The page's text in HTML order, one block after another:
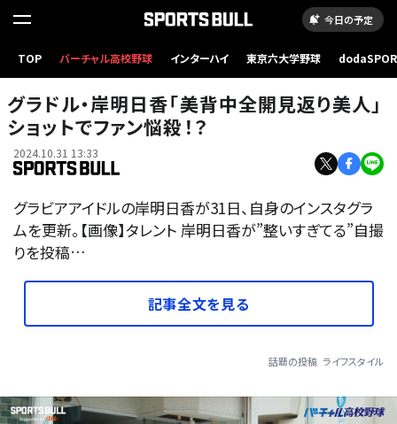
今日の予定
TOP バーチャル高校野球 インターハイ 東京六大学野球
グラドル・岸明日香「美背中全開見返り美人」
ショットでファン悩殺！？
2024.10.31 13:33
グラビアアイドルの岸明日香が31日、自身のインスタグラ
ムを更新。【画像】タレント 岸明日香が”整いすぎてる”自撮
りを投稿…
記事全文を見る
話題の投稿 ライフスタイル